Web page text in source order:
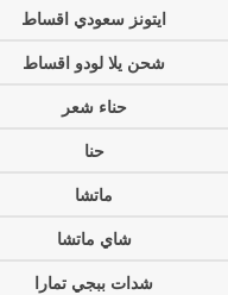
ايتونز سعودي اقساط
شحن يلا لودو اقساط
حناء شعر
حنا
ماتشا
شاي ماتشا
شدات ببجي تمارا